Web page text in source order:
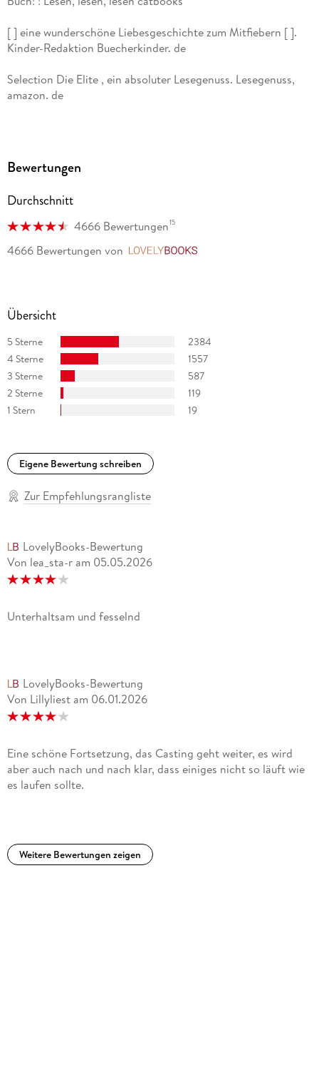
[ ] eine wunderschöne Liebesgeschichte zum Mitfiebern [ ].
Kinder-Redaktion Buecherkinder. de
Selection Die Elite , ein absoluter Lesegenuss. Lesegenuss,
amazon. de
kann man den dritten Band kaum erwarten. Sarah Freitag,
Bewertungen
Durchschnitt
4666 Bewertungen15
4666 Bewertungen von
Übersicht
5 Sterne
2384
4 Sterne
1557
3 Sterne
587
2 Sterne
119
1 Stern
19
Eigene Bewertung schreiben
Zur Empfehlungsrangliste
LovelyBooks-Bewertung
Von lea_sta-r am 05.05.2026
Unterhaltsam und fesselnd
LovelyBooks-Bewertung
Von Lillyliest am 06.01.2026
Eine schöne Fortsetzung, das Casting geht weiter, es wird
aber auch nach und nach klar, dass einiges nicht so läuft wie
es laufen sollte.
Weitere Bewertungen zeigen